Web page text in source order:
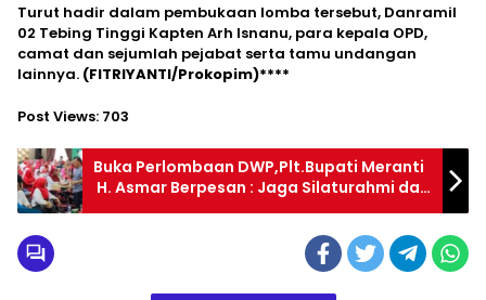
Turut hadir dalam pembukaan lomba tersebut, Danramil
02 Tebing Tinggi Kapten Arh Isnanu, para kepala OPD,
camat dan sejumlah pejabat serta tamu undangan
lainnya. (FITRIYANTI/Prokopim)****
Post Views: 703
Buka Perlombaan DWP,Plt.Bupati Meranti
H. Asmar Berpesan : Jaga Silaturahmi dan
Kekompakan